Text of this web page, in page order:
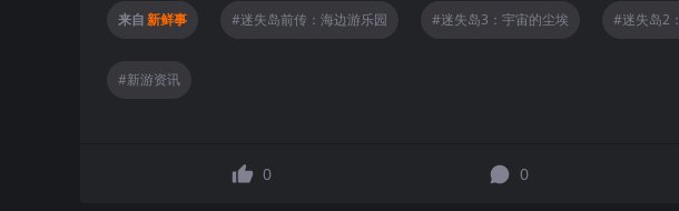
来自新鲜事 #迷失岛前传：海边游乐园 #迷失岛3：宇宙的尘埃 #迷失岛2
#新游资讯
0 0